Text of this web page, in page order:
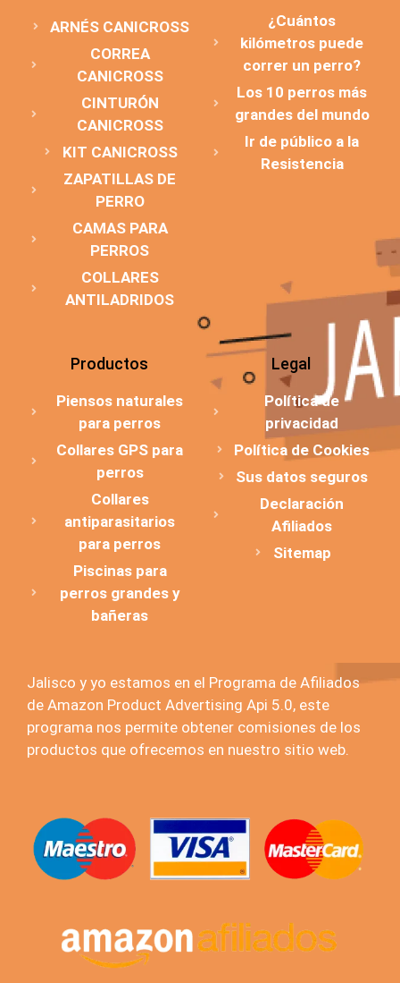
ARNÉS CANICROSS
CORREA
CANICROSS
CINTURÓN
CANICROSS
KIT CANICROSS
ZAPATILLAS DE
PERRO
CAMAS PARA
PERROS
COLLARES
ANTILADRIDOS
¿Cuántos
kilómetros puede
correr un perro?
Los 10 perros más
grandes del mundo
Ir de público a la
Resistencia
Productos
Piensos naturales
para perros
Collares GPS para
perros
Collares
antiparasitarios
para perros
Piscinas para
perros grandes y
bañeras
Legal
Política de
privacidad
Política de Cookies
Sus datos seguros
Declaración
Afiliados
Sitemap
Jalisco y yo estamos en el Programa de Afiliados
de Amazon Product Advertising Api 5.0, este
programa nos permite obtener comisiones de los
productos que ofrecemos en nuestro sitio web.